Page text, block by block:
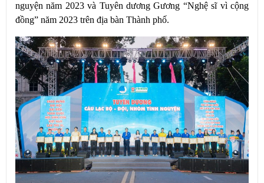
nguyện năm 2023 và Tuyên dương Gương “Nghệ sĩ vì cộng
đồng” năm 2023 trên địa bàn Thành phố.